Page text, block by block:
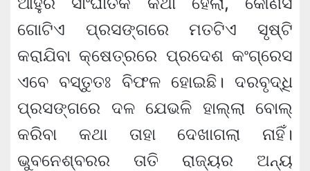
ଗୋଟିଏ ପ୍ରସଙ୍ଗରେ ମତଟିଏ ସୃଷ୍ଟି
କରାଯିବା କ୍ଷେତ୍ରରେ ପ୍ରଦେଶ କଂଗ୍ରେସ
ଏବେ ବସ୍ତୁତଃ ବିଫଳ ହୋଇଛି। ଦରବୃଦ୍ଧି
ପ୍ରସଙ୍ଗରେ ଦଳ ଯେଭଳି ହାଲ୍ଲା ବୋଲ୍
କରିବା କଥା ତାହା ଦେଖାଗଲା ନାହିଁ।
ଭୁବନେଶ୍ବରର ତାତି ରାଜ୍ୟର ଅନ୍ୟ